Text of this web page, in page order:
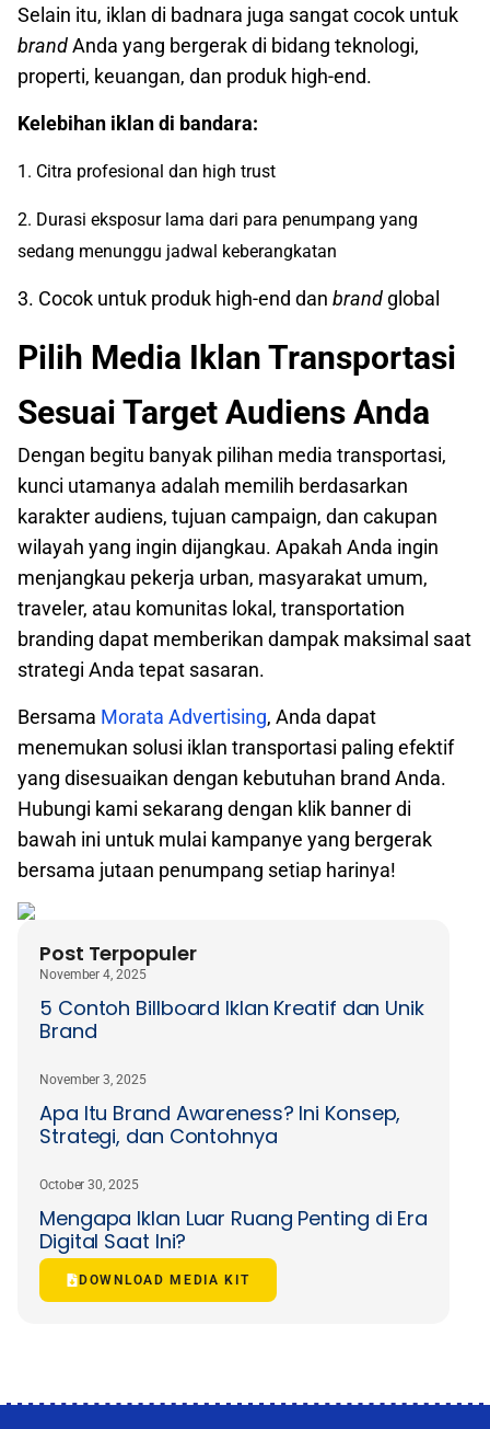
Selain itu, iklan di badnara juga sangat cocok untuk
brandAnda yang bergerak di bidang teknologi,
properti, keuangan, dan produk high-end.
Kelebihan iklan di bandara:
1. Citra profesional dan high trust
2. Durasi eksposur lama dari para penumpang yang
sedang menunggu jadwal keberangkatan
3. Cocok untuk produk high-end dan brand global
Pilih Media Iklan Transportasi
Sesuai Target Audiens Anda
Dengan begitu banyak pilihan media transportasi,
kunci utamanya adalah memilih berdasarkan
karakter audiens, tujuan campaign, dan cakupan
wilayah yang ingin dijangkau. Apakah Anda ingin
menjangkau pekerja urban, masyarakat umum,
traveler, atau komunitas lokal, transportation
branding dapat memberikan dampak maksimal saat
strategi Anda tepat sasaran.
Bersama Morata Advertising, Anda dapat
menemukan solusi iklan transportasi paling efektif
yang disesuaikan dengan kebutuhan brand Anda.
Hubungi kami sekarang dengan klik banner di
bawah ini untuk mulai kampanye yang bergerak
bersama jutaan penumpang setiap harinya!
Post Terpopuler
5 Contoh Billboard Iklan Kreatif dan Unik
Brand
November 4, 2025
Apa Itu Brand Awareness? Ini Konsep,
Strategi, dan Contohnya
November 3, 2025
Mengapa Iklan Luar Ruang Penting di Era
Digital Saat Ini?
October 30, 2025
DOWNLOAD MEDIA KIT